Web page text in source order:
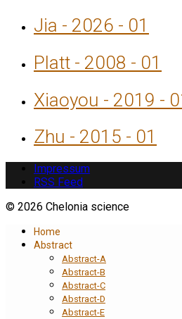
Jia - 2026 - 01
Platt - 2008 - 01
Xiaoyou - 2019 -
Zhu - 2015 - 01
Impressum
RSS Feed
© 2026 Chelonia science
Home
Abstract
Abstract-A
Abstract-B
Abstract-C
Abstract-D
Abstract-E